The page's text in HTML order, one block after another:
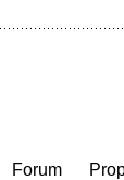
Forum